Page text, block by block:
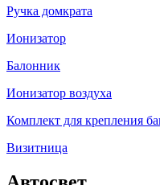
Ручка домкрата
Ионизатор
Балонник
Ионизатор воздуха
Комплект для крепления
Визитница